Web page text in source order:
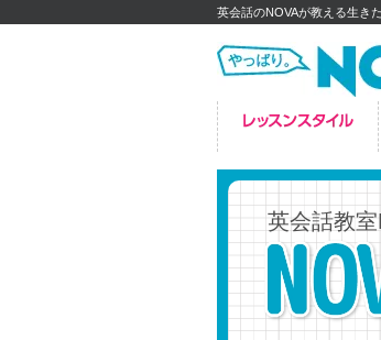
英会話のNOVAが教える生き
英会話教